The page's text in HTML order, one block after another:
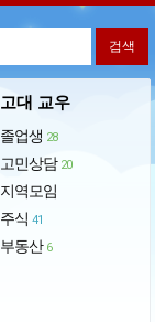
고대 교우
졸업생 28
고민상담 20
지역모임
주식 41
부동산 6